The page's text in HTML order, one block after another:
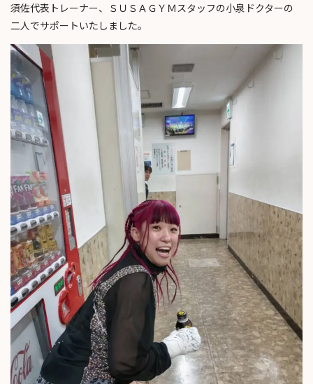
須佐代表トレーナー、ＳＵＳＡＧＹＭスタッフの小泉ドクターの
二人でサポートいたしました。